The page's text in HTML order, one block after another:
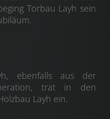
Torbau Layh sein
ebenfalls aus der
trat in den
Layh ein.